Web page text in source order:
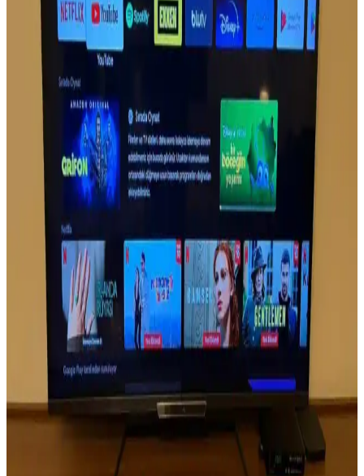
Samsung The Frame: Estetik ve Fonksiyonelliği Bir
Arada Sunan Akıllı Televizyon
Samsung The Frame, şık tasarımı ve sanat modu özelliğiyle evinizde
estetik ve fonksiyonelliği bir araya getiriyor. 4K QLED
teknolojisiyle yüksek görüntü kalitesi sağlar.
Samsung 55DU7200 ve TCL 55C655 55 inç 4K
Ultra HD televizyon karşılaştırması
Samsung 55DU7200 ve TCL 55C655, 55 inç 4K televizyonlar
arasında görüntü ve ses kalitesi, teknolojik özellikler ve kullanıcı
deneyimleri açısından karşılaştırma yapılıyor.
Grundig Televizyon Kumandası Özellikleri ve
Kullanım İpuçlarıyla Ev Eğlencesini Artırın
Grundig televizyon kumandası, ergonomik tasarımı ve gelişmiş
fonksiyonlarıyla kullanıcıların evdeki eğlencesini kolayca
yönetmesini sağlar. Uzun ömürlü pil, uyumluluk ve teknolojik
gelişmelerle donatılmıştır.
Samsung 75 inç TV Ölçüleri ve Ev İçin Doğru
Kurulum Rehberi
Samsung 75 inç TV ölçüleri, toplam boyutları ve montaj önerileriyle
evinizde en uygun yerleştirme ve seyir mesafesini belirlemenize
yardımcı olur. Bu rehberle büyük ekranın avantajlarından en iyi